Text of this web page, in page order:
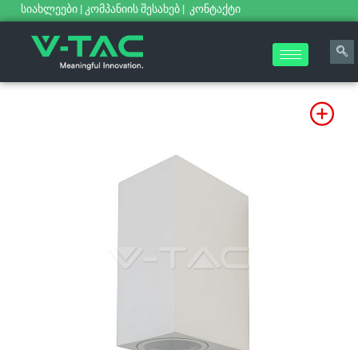
სიახლეები | კომპანიის შესახებ | კონტაქტი